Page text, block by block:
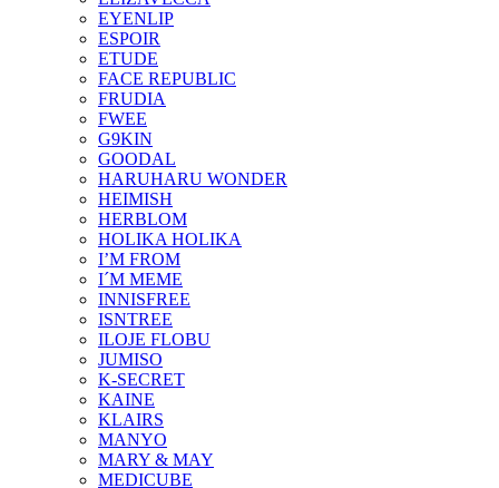
EYENLIP
ESPOIR
ETUDE
FACE REPUBLIC
FRUDIA
FWEE
G9KIN
GOODAL
HARUHARU WONDER
HEIMISH
HERBLOM
HOLIKA HOLIKA
I’M FROM
I´M MEME
INNISFREE
ISNTREE
ILOJE FLOBU
JUMISO
K-SECRET
KAINE
KLAIRS
MANYO
MARY & MAY
MEDICUBE